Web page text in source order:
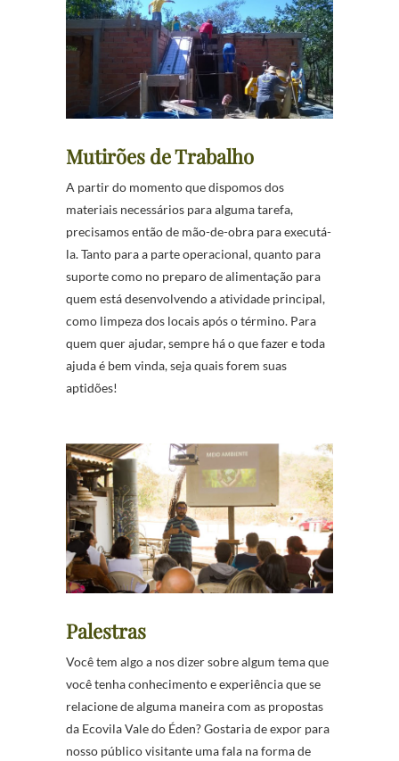
Mutirões de Trabalho
A partir do momento que dispomos dos
materiais necessários para alguma tarefa,
precisamos então de mão-de-obra para executá-
la. Tanto para a parte operacional, quanto para
suporte como no preparo de alimentação para
quem está desenvolvendo a atividade principal,
como limpeza dos locais após o término. Para
quem quer ajudar, sempre há o que fazer e toda
ajuda é bem vinda, seja quais forem suas
aptidões!
Palestras
Você tem algo a nos dizer sobre algum tema que
você tenha conhecimento e experiência que se
relacione de alguma maneira com as propostas
da Ecovila Vale do Éden? Gostaria de expor para
nosso público visitante uma fala na forma de